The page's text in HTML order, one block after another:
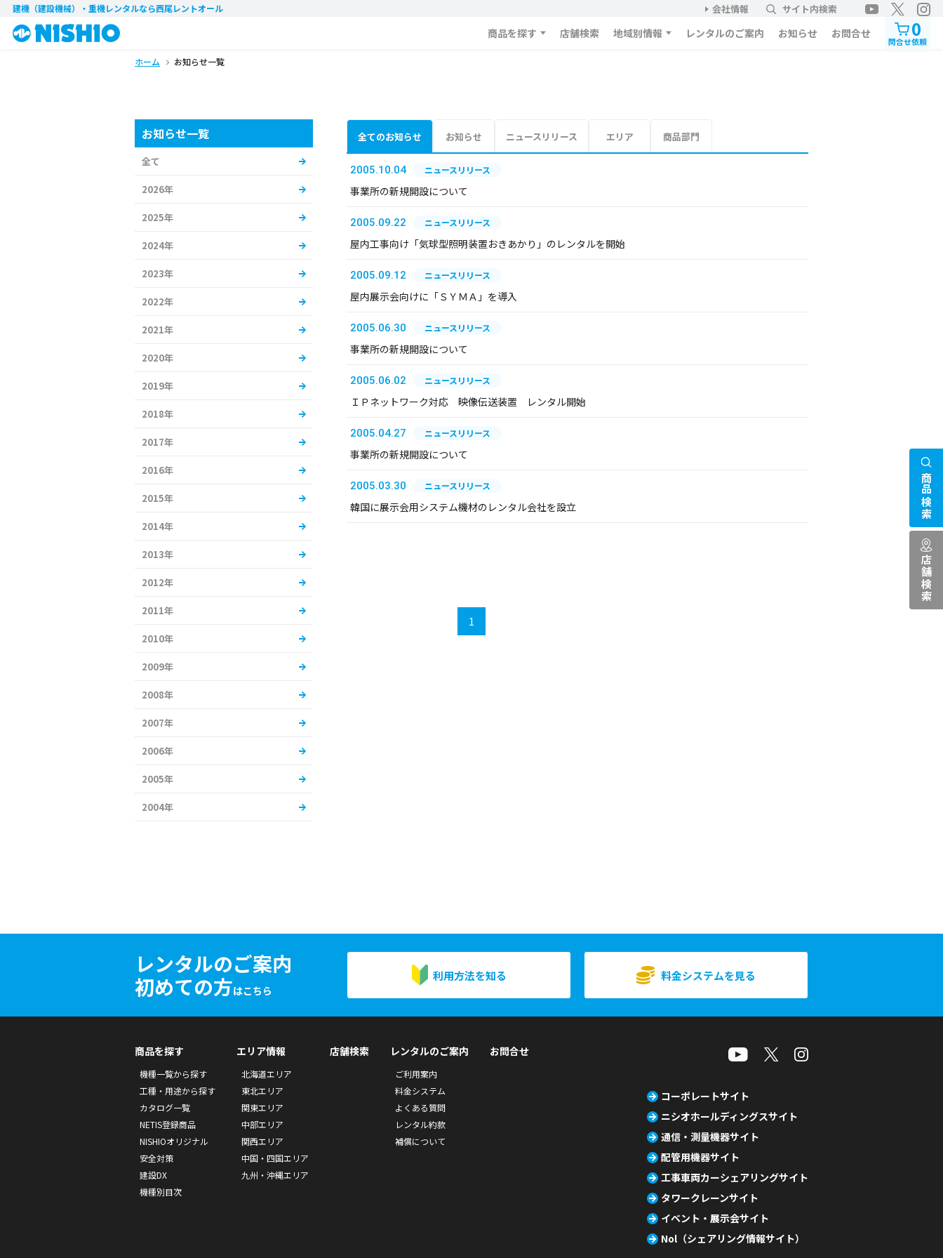
建機（建設機械）・重機レンタルなら西尾レントオール 会社情報 サイト内検索
商品を探す 店舗検索 地域別情報 レンタルのご案内 お知らせ お問合せ 0
問合せ依頼
ホーム お知らせ一覧
全てのお知らせ お知らせ ニュースリリース エリア 商品部門
2005.10.04 ニュースリリース
事業所の新規開設について
2005.09.22 ニュースリリース
屋内工事向け「気球型照明装置おきあかり」のレンタルを開始
2005.09.12 ニュースリリース
屋内展示会向けに「ＳＹＭＡ」を導入
2005.06.30 ニュースリリース
事業所の新規開設について
2005.06.02 ニュースリリース
ＩＰネットワーク対応 映像伝送装置 レンタル開始
2005.04.27 ニュースリリース
事業所の新規開設について
2005.03.30 ニュースリリース
韓国に展示会用システム機材のレンタル会社を設立
1
お知らせ一覧
全て
2026年
2025年
2024年
2023年
2022年
2021年
2020年
2019年
2018年
2017年
2016年
2015年
2014年
2013年
2012年
2011年
2010年
2009年
2008年
2007年
2006年
2005年
2004年
レンタルのご案内
初めての方はこちら
利用方法を知る 料金システムを見る
商品検索
店舗検索
商品を探す
機種一覧から探す
工種・用途から探す
カタログ一覧
NETIS登録商品
NISHIOオリジナル
安全対策
建設DX
機種別目次
エリア情報
北海道エリア
東北エリア
関東エリア
中部エリア
関西エリア
中国・四国エリア
九州・沖縄エリア
店舗検索 レンタルのご案内
ご利用案内
料金システム
よくある質問
レンタル約款
補償について
お問合せ
コーポレートサイト
ニシオホールディングスサイト
通信・測量機器サイト
配管用機器サイト
工事車両カーシェアリングサイト
タワークレーンサイト
イベント・展示会サイト
Nol（シェアリング情報サイト）